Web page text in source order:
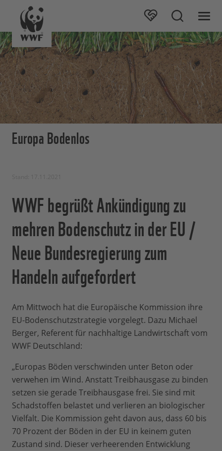
Europa Bodenlos
WWF begrüßt Ankündigung zu
mehren Bodenschutz in der EU /
Neue Bundesregierung zum
Handeln aufgefordert
Am Mittwoch hat die Europäische Kommission ihre
EU-Bodenschutzstrategie vorgelegt. Dazu Michael
Berger, Referent für nachhaltige Landwirtschaft vom
WWF Deutschland:
„Europas Böden verschwinden unter Beton oder
verwehen im Wind. Anstatt Treibhausgase zu binden
setzen sie gerade Treibhausgase frei. Sie sind mit
Schadstoffen belastet und verlieren an biologischer
Vielfalt. Die Kommission geht davon aus, dass 60 bis
70 Prozent der Böden in der EU in keinem guten
Zustand sind. Dieser verheerenden Entwicklung